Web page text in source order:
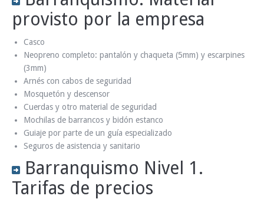
provisto por la empresa
Casco
Neopreno completo: pantalón y chaqueta (5mm) y escarpines
(3mm)
Arnés con cabos de seguridad
Mosquetón y descensor
Cuerdas y otro material de seguridad
Mochilas de barrancos y bidón estanco
Guiaje por parte de un guía especializado
Seguros de asistencia y sanitario
Barranquismo Nivel 1.
Tarifas de precios